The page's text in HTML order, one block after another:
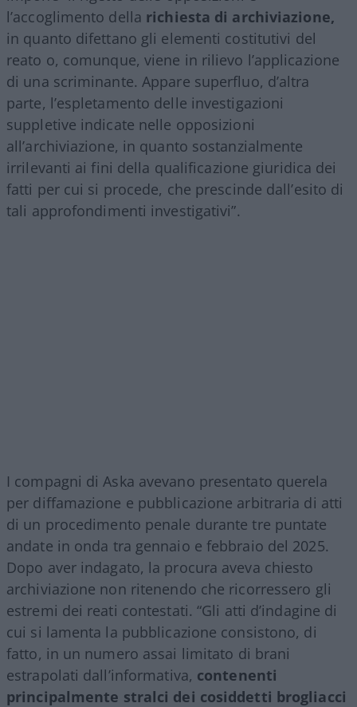
l’accoglimento della richiesta di archiviazione,
in quanto difettano gli elementi costitutivi del
reato o, comunque, viene in rilievo l’applicazione
di una scriminante. Appare superfluo, d’altra
parte, l’espletamento delle investigazioni
suppletive indicate nelle opposizioni
all’archiviazione, in quanto sostanzialmente
irrilevanti ai fini della qualificazione giuridica dei
fatti per cui si procede, che prescinde dall’esito di
tali approfondimenti investigativi”.
I compagni di Aska avevano presentato querela
per diffamazione e pubblicazione arbitraria di atti
di un procedimento penale durante tre puntate
andate in onda tra gennaio e febbraio del 2025.
Dopo aver indagato, la procura aveva chiesto
archiviazione non ritenendo che ricorressero gli
estremi dei reati contestati. “Gli atti d’indagine di
cui si lamenta la pubblicazione consistono, di
fatto, in un numero assai limitato di brani
estrapolati dall’informativa, contenenti
principalmente stralci dei cosiddetti brogliacci